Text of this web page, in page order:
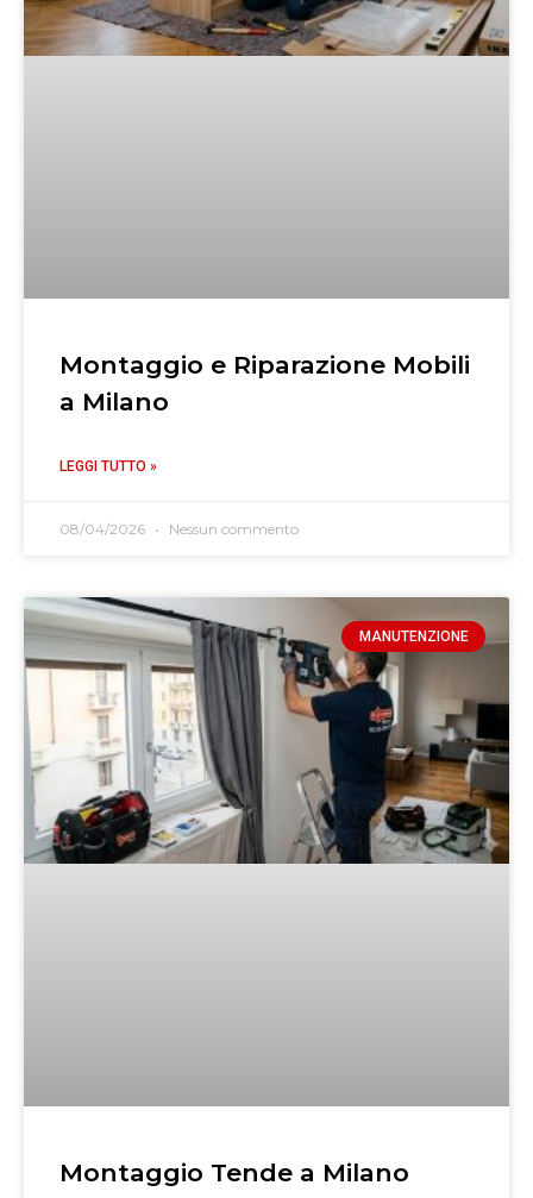
Montaggio e Riparazione Mobili
a Milano
LEGGI TUTTO »
08/04/2026 Nessun commento
MANUTENZIONE
Montaggio Tende a Milano